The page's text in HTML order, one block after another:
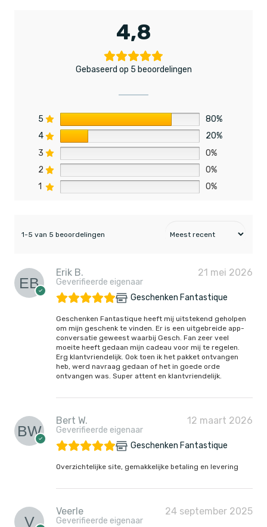
4,8
Gebaseerd op 5 beoordelingen
5
80%
4
20%
3
0%
2
0%
1
0%
1-5 van 5 beoordelingen
Erik B.
Geverifieerde eigenaar
21 mei 2026
Geschenken Fantastique
Geschenken Fantastique heeft mij uitstekend geholpen
om mijn geschenk te vinden. Er is een uitgebreide app-
conversatie geweest waarbij Gesch. Fan zeer veel
moeite heeft gedaan mijn cadeau voor mij te regelen.
Erg klantvriendelijk. Ook toen ik het pakket ontvangen
heb, werd navraag gedaan of het in goede orde
ontvangen was. Super attent en klantvriendelijk.
Bert W.
Geverifieerde eigenaar
12 maart 2026
Geschenken Fantastique
Overzichtelijke site, gemakkelijke betaling en levering
Veerle
Geverifieerde eigenaar
24 september 2025